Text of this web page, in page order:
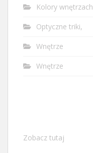
Kolory wnętrzach
Optyczne triki,
Wnętrze
Wnętrze
Zobacz tutaj